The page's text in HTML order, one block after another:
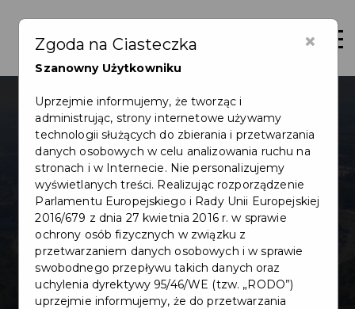
×
Zgoda na Ciasteczka
Szanowny Użytkowniku
Uprzejmie informujemy, że tworząc i
administrując, strony internetowe używamy
technologii służących do zbierania i przetwarzania
danych osobowych w celu analizowania ruchu na
stronach i w Internecie. Nie personalizujemy
wyświetlanych treści. Realizując rozporządzenie
Parlamentu Europejskiego i Rady Unii Europejskiej
2016/679 z dnia 27 kwietnia 2016 r. w sprawie
ochrony osób fizycznych w związku z
przetwarzaniem danych osobowych i w sprawie
swobodnego przepływu takich danych oraz
uchylenia dyrektywy 95/46/WE (tzw. „RODO”)
uprzejmie informujemy, że do przetwarzania